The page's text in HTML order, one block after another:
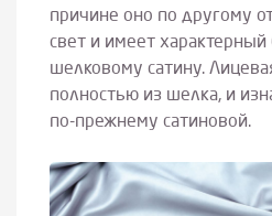
причине оно по другому
свет и имеет характерный
шелковому сатину.
полностью из шелка, и
по-прежнему сатиновой.